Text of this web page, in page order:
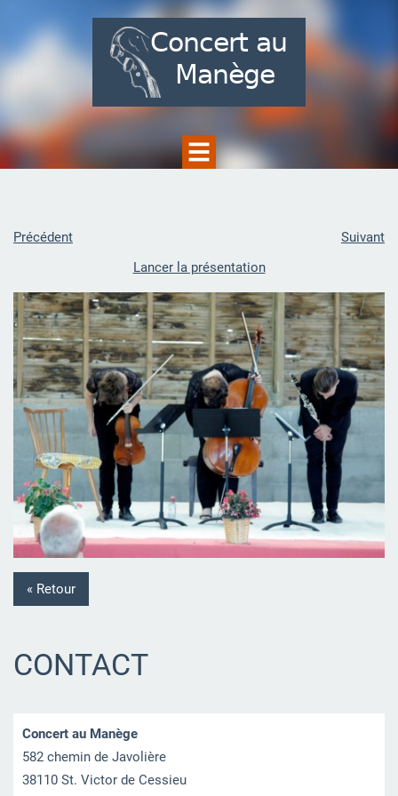
Précédent
Suivant
Lancer la présentation
« Retour
CONTACT
Concert au Manège
582 chemin de Javolière
38110 St. Victor de Cessieu